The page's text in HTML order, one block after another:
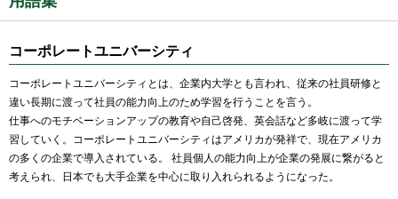
コーポレートユニバーシティ
コーポレートユニバーシティとは、企業内大学とも言われ、従来の社員研修と
違い長期に渡って社員の能力向上のため学習を行うことを言う。
仕事へのモチベーションアップの教育や自己啓発、英会話など多岐に渡って学
習していく。コーポレートユニバーシティはアメリカが発祥で、現在アメリカ
の多くの企業で導入されている。 社員個人の能力向上が企業の発展に繋がると
考えられ、日本でも大手企業を中心に取り入れられるようになった。